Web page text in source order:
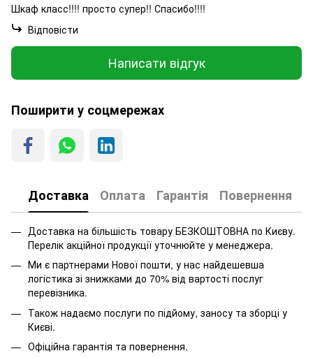
Шкаф класс!!!! просто супер!! Спасибо!!!!
Відповісти
Написати відгук
Поширити у соцмережах
Доставка Оплата Гарантія Повернення
Доставка на більшість товару БЕЗКОШТОВНА по Києву.
Перелік акційної продукції уточнюйте у менеджера.
Ми є партнерами Нової пошти, у нас найдешевша
логістика зі знижками до 70% від вартості послуг
перевізника.
Також надаємо послуги по підйому, заносу та зборці у
Києві.
Офіційна гарантія та повернення.